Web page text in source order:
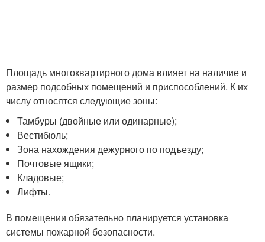
Площадь многоквартирного дома влияет на наличие и
размер подсобных помещений и приспособлений. К их
числу относятся следующие зоны:
Тамбуры (двойные или одинарные);
Вестибюль;
Зона нахождения дежурного по подъезду;
Почтовые ящики;
Кладовые;
Лифты.
В помещении обязательно планируется установка
системы пожарной безопасности.